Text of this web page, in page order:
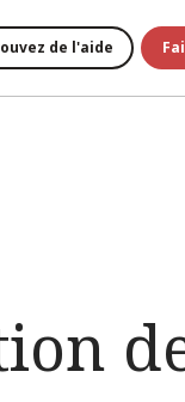
de l'aide